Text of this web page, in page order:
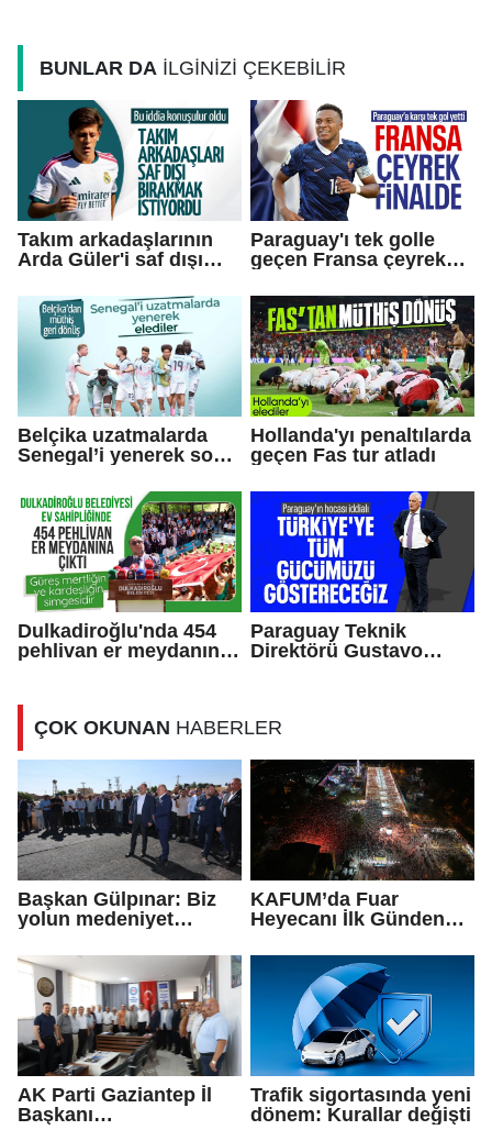
BUNLAR DA İLGİNİZİ ÇEKEBİLİR
Takım arkadaşlarının
Arda Güler'i saf dışı
iddiası!
Paraguay'ı tek golle
geçen Fransa çeyrek
Belçika uzatmalarda
Senegal’i yenerek son
Hollanda'yı penaltılarda
geçen Fas tur atladı
Dulkadiroğlu'nda 454
pehlivan er meydanına
Paraguay Teknik
Direktörü Gustavo
ÇOK OKUNAN HABERLER
Başkan Gülpınar: Biz
yolun medeniyet
KAFUM’da Fuar
Heyecanı İlk Günden
AK Parti Gaziantep İl
Başkanı
Trafik sigortasında yeni
dönem: Kurallar değişti